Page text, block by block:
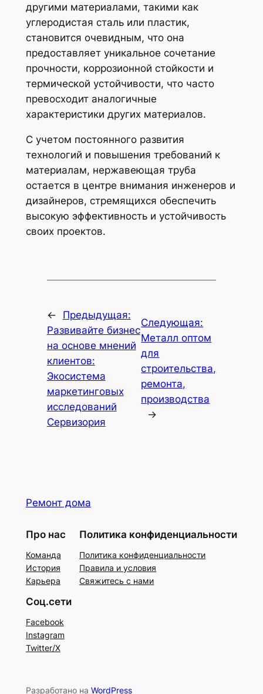
другими материалами, такими как
углеродистая сталь или пластик,
становится очевидным, что она
предоставляет уникальное сочетание
прочности, коррозионной стойкости и
термической устойчивости, что часто
превосходит аналогичные
характеристики других материалов.
С учетом постоянного развития
технологий и повышения требований к
материалам, нержавеющая труба
остается в центре внимания инженеров и
дизайнеров, стремящихся обеспечить
высокую эффективность и устойчивость
своих проектов.
←
Предыдущая:
Развивайте бизнес
на основе мнений
клиентов:
Экосистема
маркетинговых
исследований
Сервизория
Следующая:
Металл оптом
для
строительства,
ремонта,
производства
→
Ремонт дома
Про нас
Команда
История
Карьера
Политика конфиденциальности
Политика конфиденциальности
Правила и условия
Свяжитесь с нами
Соц.сети
Facebook
Instagram
Twitter/X
Разработано на WordPress